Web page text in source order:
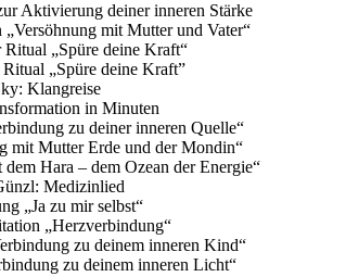
Aktivierung deiner inneren Stärke
mit Mutter und Vater“
„Spüre deine Kraft“
„Spüre deine Kraft”
Klangreise
in Minuten
zu deiner inneren Quelle“
mit Mutter Erde und der Mondin“
Hara – dem Ozean der Energie“
Medizinlied
„Ja zu mir selbst“
„Herzverbindung“
zu deinem inneren Kind“
zu deinem inneren Licht“